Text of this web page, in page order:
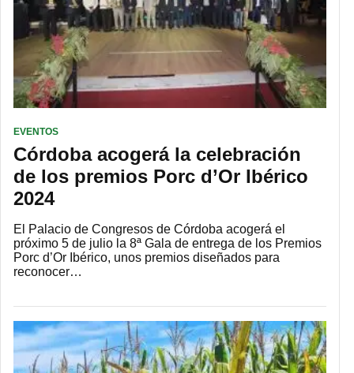
EVENTOS
Córdoba acogerá la celebración
de los premios Porc d’Or Ibérico
2024
El Palacio de Congresos de Córdoba acogerá el
próximo 5 de julio la 8ª Gala de entrega de los Premios
Porc d’Or Ibérico, unos premios diseñados para
reconocer…